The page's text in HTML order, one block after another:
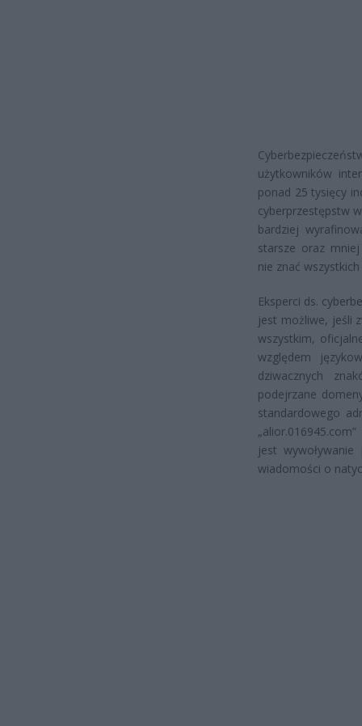
użytkowników
ponad 25 tysięcy
cyberprzestępstw
bardziej
starsze oraz
nie znać
Eksperci ds.
jest możliwe, jeśli
wszystkim,
względem
dziwacznych
podejrzane
standardowego
jest
wiadomości o